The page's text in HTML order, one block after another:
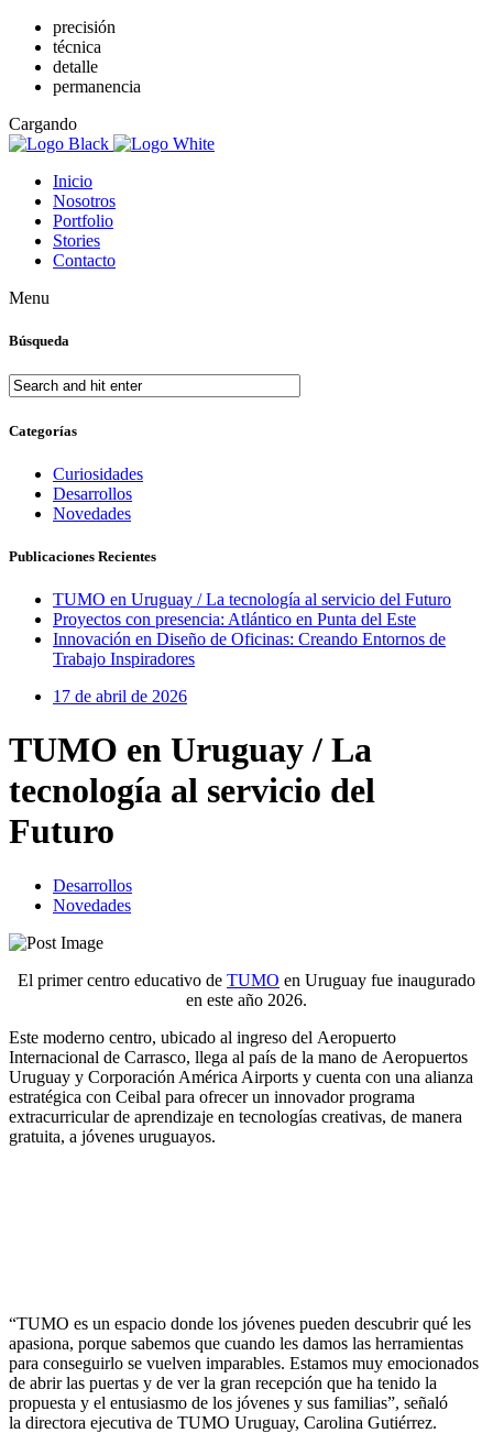
precisión
técnica
detalle
permanencia
Cargando
Inicio
Nosotros
Portfolio
Stories
Contacto
Menu
Búsqueda
Categorías
Curiosidades
Desarrollos
Novedades
Publicaciones Recientes
TUMO en Uruguay / La tecnología al servicio del Futuro
Proyectos con presencia: Atlántico en Punta del Este
Innovación en Diseño de Oficinas: Creando Entornos de
Trabajo Inspiradores
17 de abril de 2026
TUMO en Uruguay / La
tecnología al servicio del
Futuro
Desarrollos
Novedades
El primer centro educativo de TUMO en Uruguay fue inaugurado
en este año 2026.
Este moderno centro, ubicado al ingreso del Aeropuerto
Internacional de Carrasco, llega al país de la mano de Aeropuertos
Uruguay y Corporación América Airports y cuenta con una alianza
estratégica con Ceibal para ofrecer un innovador programa
extracurricular de aprendizaje en tecnologías creativas, de manera
gratuita, a jóvenes uruguayos.
“TUMO es un espacio donde los jóvenes pueden descubrir qué les
apasiona, porque sabemos que cuando les damos las herramientas
para conseguirlo se vuelven imparables. Estamos muy emocionados
de abrir las puertas y de ver la gran recepción que ha tenido la
propuesta y el entusiasmo de los jóvenes y sus familias”, señaló
la directora ejecutiva de TUMO Uruguay, Carolina Gutiérrez.